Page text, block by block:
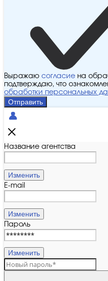
Выражаю согласие на
подтверждаю, что
обработки персональных
Отправить
Название агентства
Изменить
E-mail
Изменить
Пароль
Изменить